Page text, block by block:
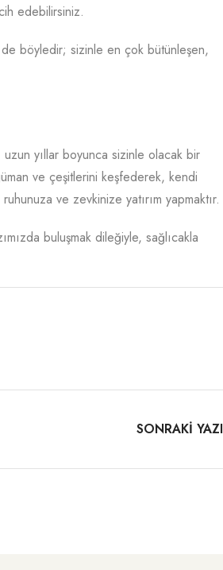
edebilirsiniz.
böyledir; sizinle en çok bütünleşen,
yıllar boyunca sizinle olacak bir
ve çeşitlerini keşfederek, kendi
ve zevkinize yatırım yapmaktır.
buluşmak dileğiyle, sağlıcakla
SONRAKİ YAZI